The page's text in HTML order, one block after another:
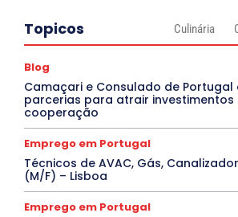
Topicos Culinária
Blog
Camaçari e Consulado de Portugal
parcerias para atrair investimentos
cooperação
Emprego em Portugal
Técnicos de AVAC, Gás,
(M/F) – Lisboa
Emprego em Portugal